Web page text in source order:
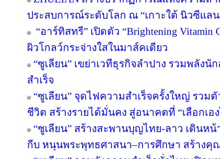
ประสบการณ์ระดับโลก ณ “เกาะใต้ นิวซีแล
“อาร์ทิสทรี” เปิดตัว “Brightening Vitamin
ผิวโกลว์กระจ่างใสในมาส์คเดียว
“ซูเลียน” เขย่าเวทีธุรกิจลำปาง รวมพลัง
สำเร็จ
“ซูเลียน” จุดไฟความสำเร็จครั้งใหญ่ รว
ชีวิต สร้างรายได้มั่นคง สู่อนาคตที่ “เลือกเอ
“ซูเลียน” สร้างสะพานบุญไทย-ลาว เดินห
กีบ หนุนพระพุทธศาสนา–การศึกษา สร้างคุ